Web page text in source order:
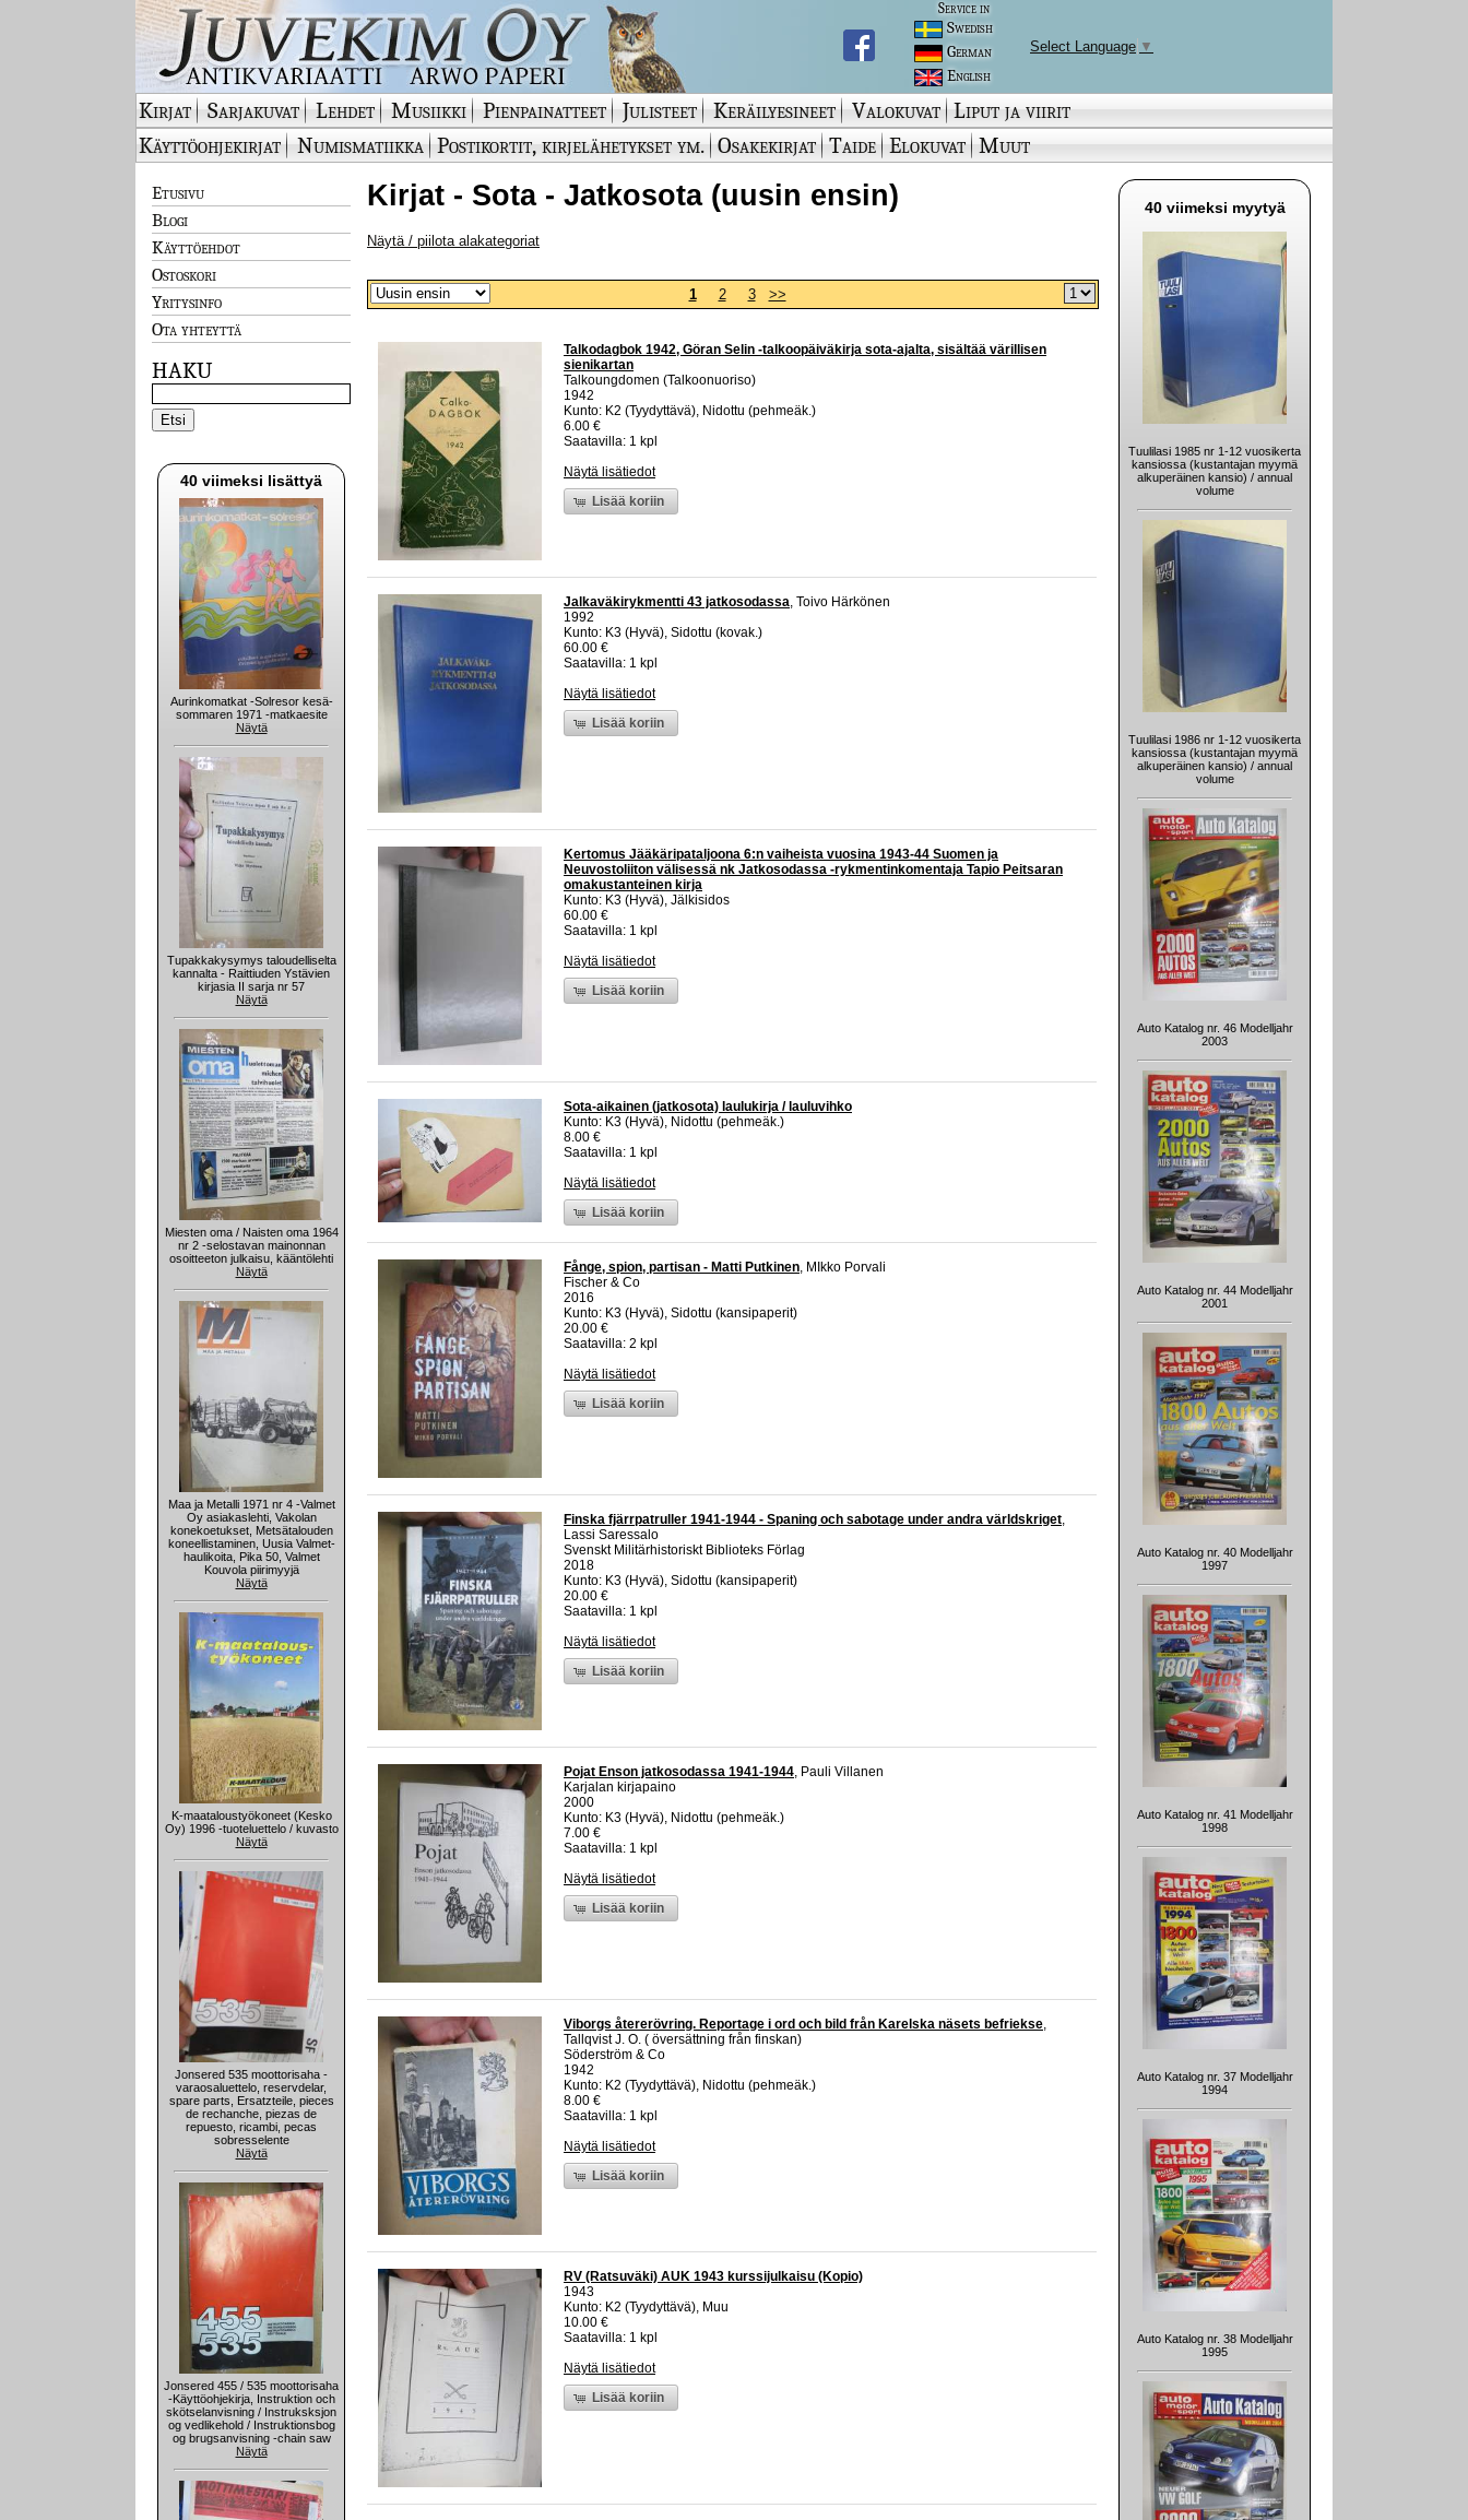
Service in
Swedish
German
English
Select Language ▼
Kirjat Sarjakuvat Lehdet Musiikki Pienpainatteet Julisteet Keräilyesineet Valokuvat Liput ja viirit
Käyttöohjekirjat
Numismatiikka Postikortit, kirjelähetykset ym. Osakekirjat Taide Elokuvat Muut
Etusivu
Blogi
Käyttöehdot
Ostoskori
Yritysinfo
Ota yhteyttä
HAKU
40 viimeksi lisättyä
Aurinkomatkat -Solresor kesä-
sommaren 1971 -matkaesite
Näytä
Tupakkakysymys taloudelliselta
kannalta - Raittiuden Ystävien
kirjasia II sarja nr 57
Näytä
Miesten oma / Naisten oma 1964
nr 2 -selostavan mainonnan
osoitteeton julkaisu, kääntölehti
Näytä
Maa ja Metalli 1971 nr 4 -Valmet
Oy asiakaslehti, Vakolan
konekoetukset, Metsätalouden
koneellistaminen, Uusia Valmet-
haulikoita, Pika 50, Valmet
Kouvola piirimyyjä
Näytä
K-maataloustyökoneet (Kesko
Oy) 1996 -tuoteluettelo / kuvasto
Näytä
Jonsered 535 moottorisaha -
varaosaluettelo, reservdelar,
spare parts, Ersatzteile, pieces
de rechanche, piezas de
repuesto, ricambi, pecas
sobresselente
Näytä
Jonsered 455 / 535 moottorisaha
-Käyttöohjekirja, Instruktion och
skötselanvisning / Instruksksjon
og vedlikehold / Instruktionsbog
og brugsanvisning -chain saw
Näytä
Kirjat - Sota - Jatkosota (uusin ensin)
Näytä / piilota alakategoriat
1 2 3 >>
Talkodagbok 1942, Göran Selin -talkoopäiväkirja sota-ajalta, sisältää värillisen
sienikartan
Talkoungdomen (Talkoonuoriso)
1942
Kunto: K2 (Tyydyttävä), Nidottu (pehmeäk.)
6.00 €
Saatavilla: 1 kpl
Näytä lisätiedot
Lisää koriin
Jalkaväkirykmentti 43 jatkosodassa, Toivo Härkönen
1992
Kunto: K3 (Hyvä), Sidottu (kovak.)
60.00 €
Saatavilla: 1 kpl
Näytä lisätiedot
Lisää koriin
Kertomus Jääkäripataljoona 6:n vaiheista vuosina 1943-44 Suomen ja
Neuvostoliiton välisessä nk Jatkosodassa -rykmentinkomentaja Tapio Peitsaran
omakustanteinen kirja
Kunto: K3 (Hyvä), Jälkisidos
60.00 €
Saatavilla: 1 kpl
Näytä lisätiedot
Lisää koriin
Sota-aikainen (jatkosota) laulukirja / lauluvihko
Kunto: K3 (Hyvä), Nidottu (pehmeäk.)
8.00 €
Saatavilla: 1 kpl
Näytä lisätiedot
Lisää koriin
Fånge, spion, partisan - Matti Putkinen, MIkko Porvali
Fischer & Co
2016
Kunto: K3 (Hyvä), Sidottu (kansipaperit)
20.00 €
Saatavilla: 2 kpl
Näytä lisätiedot
Lisää koriin
Finska fjärrpatruller 1941-1944 - Spaning och sabotage under andra världskriget,
Lassi Saressalo
Svenskt Militärhistoriskt Biblioteks Förlag
2018
Kunto: K3 (Hyvä), Sidottu (kansipaperit)
20.00 €
Saatavilla: 1 kpl
Näytä lisätiedot
Lisää koriin
Pojat Enson jatkosodassa 1941-1944, Pauli Villanen
Karjalan kirjapaino
2000
Kunto: K3 (Hyvä), Nidottu (pehmeäk.)
7.00 €
Saatavilla: 1 kpl
Näytä lisätiedot
Lisää koriin
Viborgs återerövring. Reportage i ord och bild från Karelska näsets befriekse,
Tallqvist J. O. ( översättning från finskan)
Söderström & Co
1942
Kunto: K2 (Tyydyttävä), Nidottu (pehmeäk.)
8.00 €
Saatavilla: 1 kpl
Näytä lisätiedot
Lisää koriin
RV (Ratsuväki) AUK 1943 kurssijulkaisu (Kopio)
1943
Kunto: K2 (Tyydyttävä), Muu
10.00 €
Saatavilla: 1 kpl
Näytä lisätiedot
Lisää koriin
40 viimeksi myytyä
Tuulilasi 1985 nr 1-12 vuosikerta
kansiossa (kustantajan myymä
alkuperäinen kansio) / annual
volume
Tuulilasi 1986 nr 1-12 vuosikerta
kansiossa (kustantajan myymä
alkuperäinen kansio) / annual
volume
Auto Katalog nr. 46 Modelljahr
2003
Auto Katalog nr. 44 Modelljahr
2001
Auto Katalog nr. 40 Modelljahr
1997
Auto Katalog nr. 41 Modelljahr
1998
Auto Katalog nr. 37 Modelljahr
1994
Auto Katalog nr. 38 Modelljahr
1995